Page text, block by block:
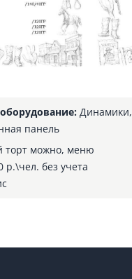
Динамики,
панель
торт можно, меню
р.\чел. без учета